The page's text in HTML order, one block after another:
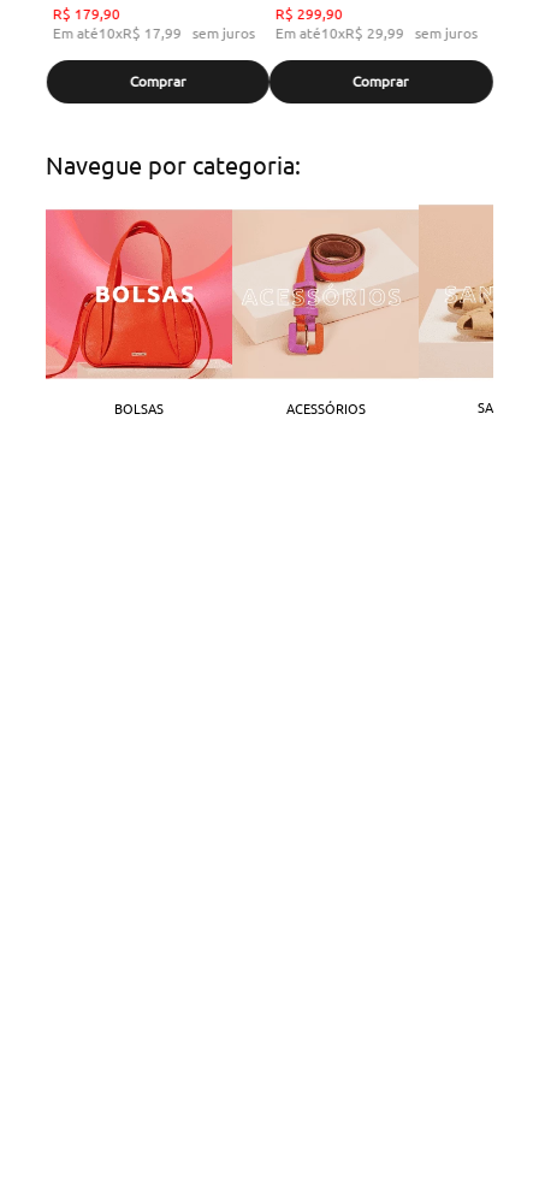
R$ 179,90
Em até10xR$ 17,99 sem juros
Comprar
R$ 299,90
Em até10xR$ 29,99 sem juros
Comprar
Navegue por categoria:
BOLSAS ACESSÓRIOS